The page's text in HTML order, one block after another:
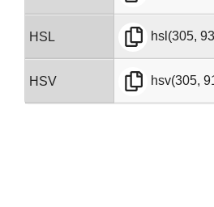
HSL hsl(305,
HSV hsv(305,